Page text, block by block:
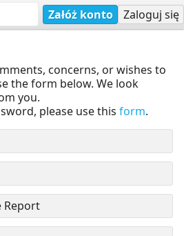
Załóż konto Zaloguj się
concerns, or wishes to
the form below. We look
you.
please use this form.